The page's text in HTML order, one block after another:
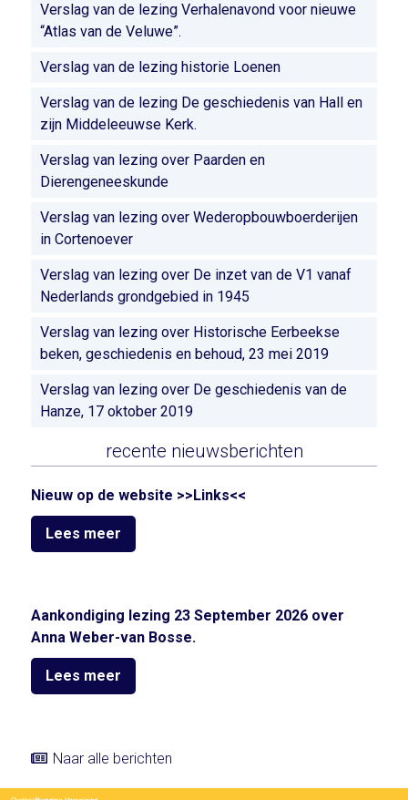
Verslag van de lezing Verhalenavond voor nieuwe
“Atlas van de Veluwe”.
Verslag van de lezing historie Loenen
Verslag van de lezing De geschiedenis van Hall en
zijn Middeleeuwse Kerk.
Verslag van lezing over Paarden en
Dierengeneeskunde
Verslag van lezing over Wederopbouwboerderijen
in Cortenoever
Verslag van lezing over De inzet van de V1 vanaf
Nederlands grondgebied in 1945
Verslag van lezing over Historische Eerbeekse
beken, geschiedenis en behoud, 23 mei 2019
Verslag van lezing over De geschiedenis van de
Hanze, 17 oktober 2019
recente nieuwsberichten
Nieuw op de website >>Links<<
Lees meer
Aankondiging lezing 23 September 2026 over
Anna Weber-van Bosse.
Lees meer
Naar alle berichten